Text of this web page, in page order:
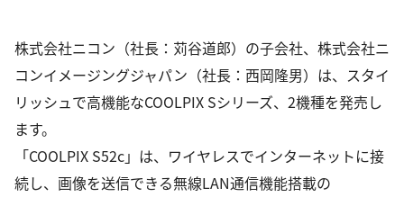
株式会社ニコン（社長：苅谷道郎）の子会社、株式会社ニ
コンイメージングジャパン（社長：西岡隆男）は、スタイ
リッシュで高機能なCOOLPIX Sシリーズ、2機種を発売し
ます。
「COOLPIX S52c」は、ワイヤレスでインターネットに接
続し、画像を送信できる無線LAN通信機能搭載の